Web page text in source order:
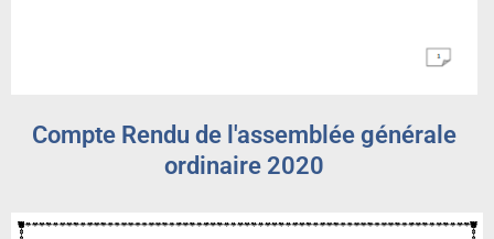
Compte Rendu de l'assemblée générale
ordinaire 2020